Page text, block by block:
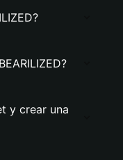
y crear una